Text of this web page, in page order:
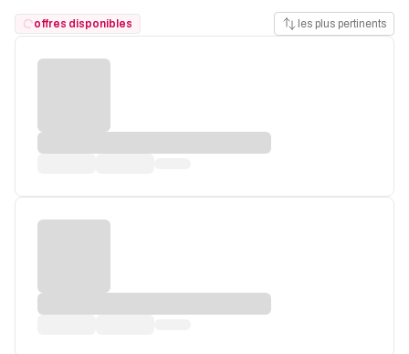
offres disponibles les plus pertinents